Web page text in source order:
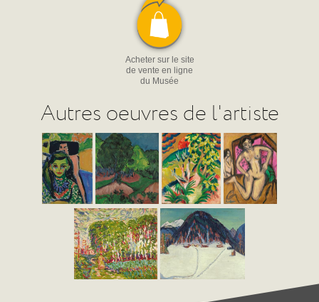
Acheter sur le site
de vente en ligne
du Musée
Autres oeuvres de l'artiste